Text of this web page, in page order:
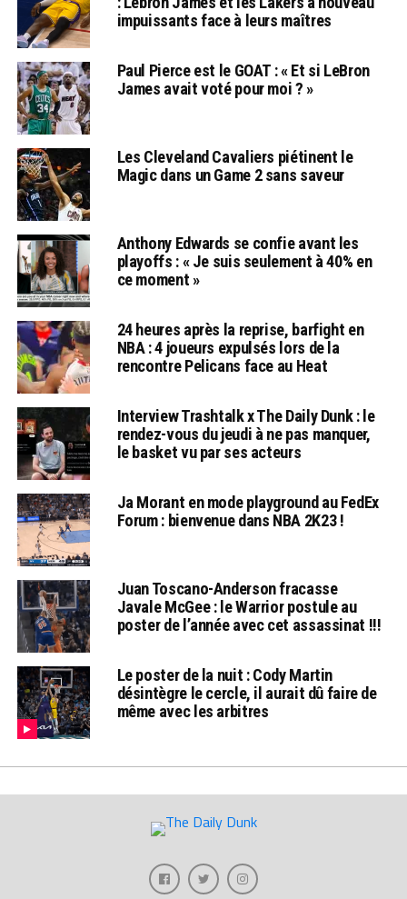
impuissants face à leurs maîtres
Paul Pierce est le GOAT : « Et si LeBron
James avait voté pour moi ? »
Les Cleveland Cavaliers piétinent le
Magic dans un Game 2 sans saveur
Anthony Edwards se confie avant les
playoffs : « Je suis seulement à 40% en
ce moment »
24 heures après la reprise, barfight en
NBA : 4 joueurs expulsés lors de la
rencontre Pelicans face au Heat
Interview Trashtalk x The Daily Dunk : le
rendez-vous du jeudi à ne pas manquer,
le basket vu par ses acteurs
Ja Morant en mode playground au FedEx
Forum : bienvenue dans NBA 2K23 !
Juan Toscano-Anderson fracasse
Javale McGee : le Warrior postule au
poster de l’année avec cet assassinat !!!
Le poster de la nuit : Cody Martin
désintègre le cercle, il aurait dû faire de
même avec les arbitres